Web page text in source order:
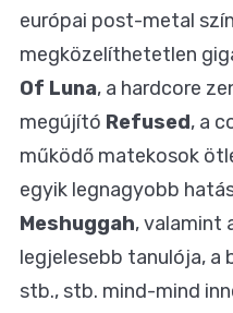
európai post-metal
megközelíthetetlen
Of Luna, a hardcore
megújító Refused, a
működő matekosok
egyik legnagyobb
Meshuggah, valamint
legjelesebb tanulója, a
stb., stb. mind-mind